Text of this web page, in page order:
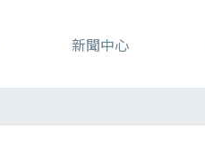
新聞中心